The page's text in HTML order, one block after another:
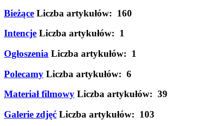
Bieżące Liczba artykułów: 160
Intencje Liczba artykułów: 1
Ogłoszenia Liczba artykułów: 1
Polecamy Liczba artykułów: 6
Materiał filmowy Liczba artykułów: 39
Galerie zdjęć Liczba artykułów: 103